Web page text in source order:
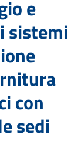
e
sistemi
con
sedi